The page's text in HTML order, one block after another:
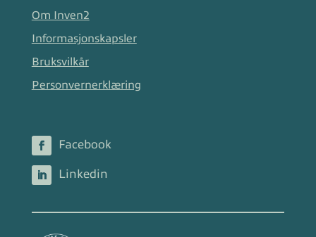
Om Inven2
Informasjonskapsler
Bruksvilkår
Personvernerklæring